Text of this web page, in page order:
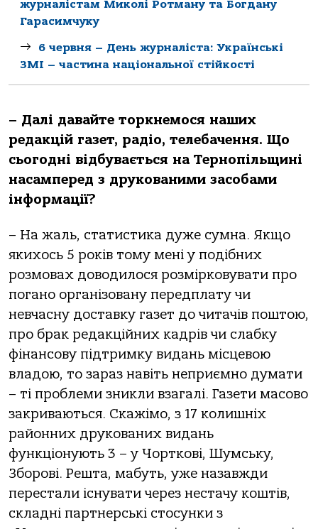
журналістам Миколі Ротману та Богдану
Гарасимчуку
6 червня – День журналіста: Українські
ЗМІ – частина національної стійкості
– Далі давайте торкнемося наших
редакцій газет, радіо, телебачення. Що
сьогодні відбувається на Тернопільщині
насамперед з друкованими засобами
інформації?
– На жаль, статистика дуже сумна. Якщо
якихось 5 років тому мені у подібних
розмовах доводилося розмірковувати про
погано організовану передплату чи
невчасну доставку газет до читачів поштою,
про брак редакційних кадрів чи слабку
фінансову підтримку видань місцевою
владою, то зараз навіть неприємно думати
– ті проблеми зникли взагалі. Газети масово
закриваються. Скажімо, з 17 колишніх
районних друкованих видань
функціонують 3 – у Чорткові, Шумську,
Зборові. Решта, мабуть, уже назавжди
перестали існувати через нестачу коштів,
складні партнерські стосунки з